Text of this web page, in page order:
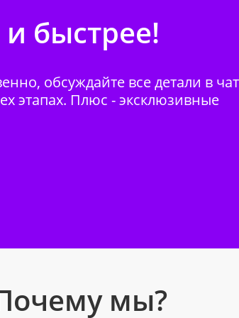
быстрее!
обсуждайте все детали в
этапах. Плюс - эксклюзивные
мы?